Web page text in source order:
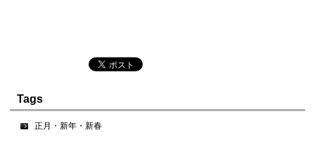
Tags
正月・新年・新春